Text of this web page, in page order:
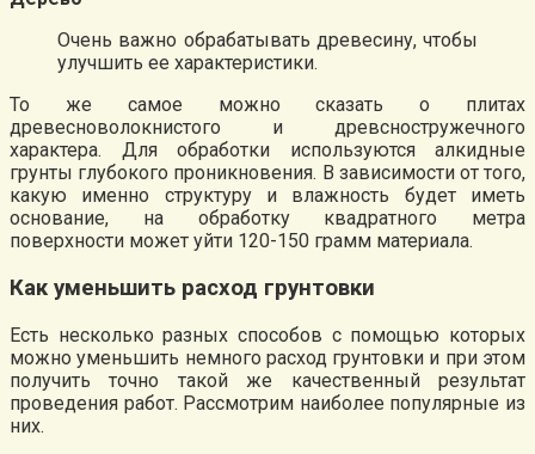
Очень важно обрабатывать древесину, чтобы
улучшить ее характеристики.
То же самое можно сказать о плитах
древесноволокнистого и древсностружечного
характера. Для обработки используются алкидные
грунты глубокого проникновения. В зависимости от того,
какую именно структуру и влажность будет иметь
основание, на обработку квадратного метра
поверхности может уйти 120-150 грамм материала.
Как уменьшить расход грунтовки
Есть несколько разных способов с помощью которых
можно уменьшить немного расход грунтовки и при этом
получить точно такой же качественный результат
проведения работ. Рассмотрим наиболее популярные из
них.